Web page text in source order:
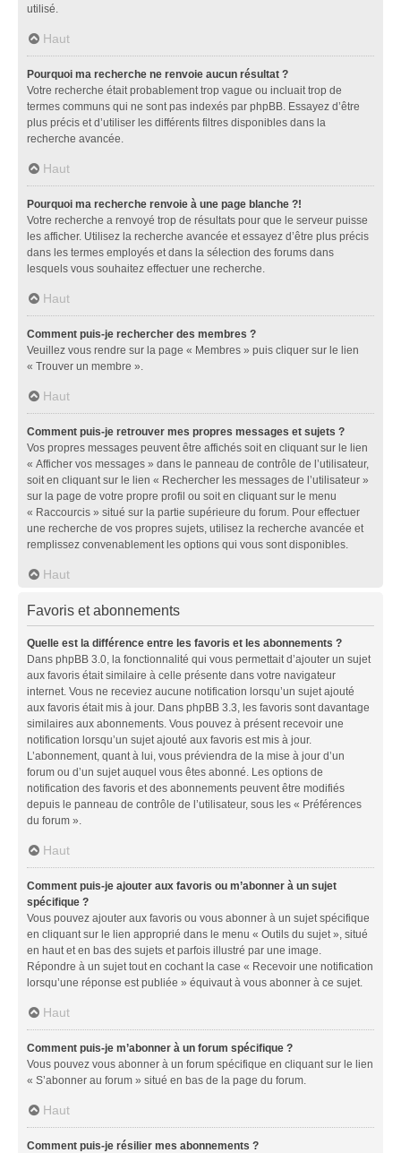
utilisé.
Haut
Pourquoi ma recherche ne renvoie aucun résultat ?
Votre recherche était probablement trop vague ou incluait trop de
termes communs qui ne sont pas indexés par phpBB. Essayez d’être
plus précis et d’utiliser les différents filtres disponibles dans la
recherche avancée.
Haut
Pourquoi ma recherche renvoie à une page blanche ?!
Votre recherche a renvoyé trop de résultats pour que le serveur puisse
les afficher. Utilisez la recherche avancée et essayez d’être plus précis
dans les termes employés et dans la sélection des forums dans
lesquels vous souhaitez effectuer une recherche.
Haut
Comment puis-je rechercher des membres ?
Veuillez vous rendre sur la page « Membres » puis cliquer sur le lien
« Trouver un membre ».
Haut
Comment puis-je retrouver mes propres messages et sujets ?
Vos propres messages peuvent être affichés soit en cliquant sur le lien
« Afficher vos messages » dans le panneau de contrôle de l’utilisateur,
soit en cliquant sur le lien « Rechercher les messages de l’utilisateur »
sur la page de votre propre profil ou soit en cliquant sur le menu
« Raccourcis » situé sur la partie supérieure du forum. Pour effectuer
une recherche de vos propres sujets, utilisez la recherche avancée et
remplissez convenablement les options qui vous sont disponibles.
Haut
Favoris et abonnements
Quelle est la différence entre les favoris et les abonnements ?
Dans phpBB 3.0, la fonctionnalité qui vous permettait d’ajouter un sujet
aux favoris était similaire à celle présente dans votre navigateur
internet. Vous ne receviez aucune notification lorsqu’un sujet ajouté
aux favoris était mis à jour. Dans phpBB 3.3, les favoris sont davantage
similaires aux abonnements. Vous pouvez à présent recevoir une
notification lorsqu’un sujet ajouté aux favoris est mis à jour.
L’abonnement, quant à lui, vous préviendra de la mise à jour d’un
forum ou d’un sujet auquel vous êtes abonné. Les options de
notification des favoris et des abonnements peuvent être modifiés
depuis le panneau de contrôle de l’utilisateur, sous les « Préférences
du forum ».
Haut
Comment puis-je ajouter aux favoris ou m’abonner à un sujet
spécifique ?
Vous pouvez ajouter aux favoris ou vous abonner à un sujet spécifique
en cliquant sur le lien approprié dans le menu « Outils du sujet », situé
en haut et en bas des sujets et parfois illustré par une image.
Répondre à un sujet tout en cochant la case « Recevoir une notification
lorsqu’une réponse est publiée » équivaut à vous abonner à ce sujet.
Haut
Comment puis-je m’abonner à un forum spécifique ?
Vous pouvez vous abonner à un forum spécifique en cliquant sur le lien
« S’abonner au forum » situé en bas de la page du forum.
Haut
Comment puis-je résilier mes abonnements ?